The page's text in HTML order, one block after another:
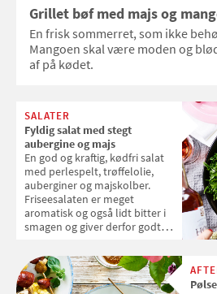
Grillet bøf med majs og
En frisk sommerret, som ikke
Mangoen skal være moden og
af på kødet.
SALATER
Fyldig salat med stegt
aubergine og majs
En god og kraftig, kødfri salat
med perlespelt, trøffelolie,
auberginer og majskolber.
Friseesalaten er meget
aromatisk og også lidt bitter i
smagen og giver derfor godt
auberginer og den kraftige
smag af spelt.